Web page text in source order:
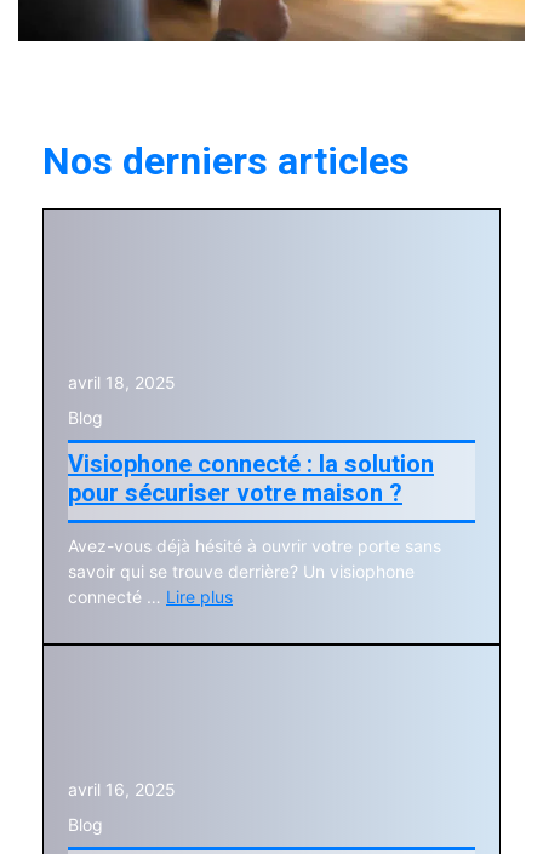
Nos derniers articles
avril 18, 2025
Blog
Visiophone connecté : la solution
pour sécuriser votre maison ?
Avez-vous déjà hésité à ouvrir votre porte sans
savoir qui se trouve derrière? Un visiophone
connecté … Lire plus
avril 16, 2025
Blog